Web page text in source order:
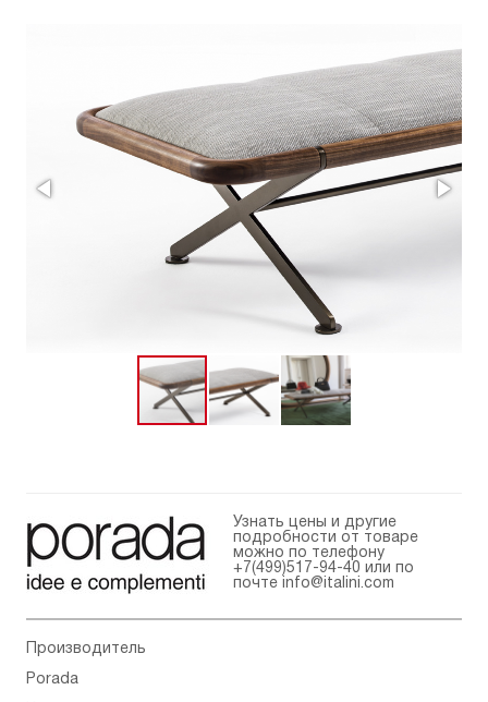
Узнать цены и другие
подробности от товаре
можно по телефону
+7(499)517-94-40 или по
почте
info@italini.com
Производитель
Porada